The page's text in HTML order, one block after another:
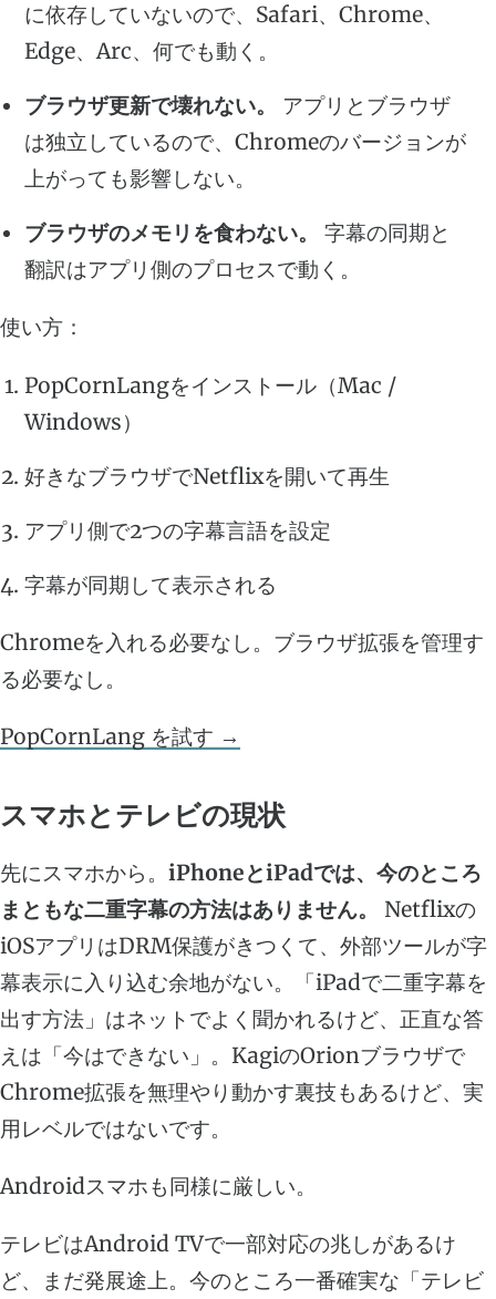
に依存していないので、Safari、Chrome、
Edge、Arc、何でも動く。
ブラウザ更新で壊れない。
アプリとブラウザ
は独立しているので、Chromeのバージョンが
上がっても影響しない。
ブラウザのメモリを食わない。
字幕の同期と
翻訳はアプリ側のプロセスで動く。
使い方：
PopCornLangをインストール（Mac /
Windows）
好きなブラウザでNetflixを開いて再生
アプリ側で2つの字幕言語を設定
字幕が同期して表示される
Chromeを入れる必要なし。ブラウザ拡張を管理す
る必要なし。
PopCornLang を試す →
スマホとテレビの現状
先にスマホから。 iPhoneとiPadでは、今のところ
まともな二重字幕の方法はありません。
Netflixの
iOSアプリはDRM保護がきつくて、外部ツールが字
幕表示に入り込む余地がない。「iPadで二重字幕を
出す方法」はネットでよく聞かれるけど、正直な答
えは「今はできない」。KagiのOrionブラウザで
Chrome拡張を無理やり動かす裏技もあるけど、実
用レベルではないです。
Androidスマホも同様に厳しい。
テレビはAndroid TVで一部対応の兆しがあるけ
ど、まだ発展途上。今のところ一番確実な「テレビ